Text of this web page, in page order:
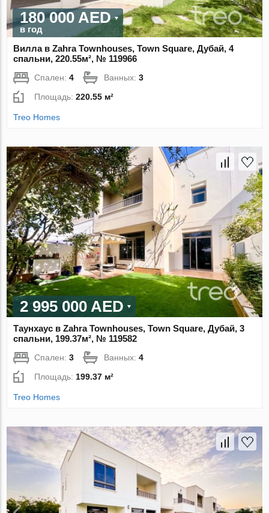
180 000 AED
в год
Вилла в Zahra Townhouses, Town Square, Дубай, 4
спальни, 220.55м², № 119966
Спален:4 Ванных:3
Площадь:220.55 м²
Treo Homes
2 995 000 AED
Таунхаус в Zahra Townhouses, Town Square, Дубай, 3
спальни, 199.37м², № 119582
Спален:3 Ванных:4
Площадь: 199.37 м²
Treo Homes